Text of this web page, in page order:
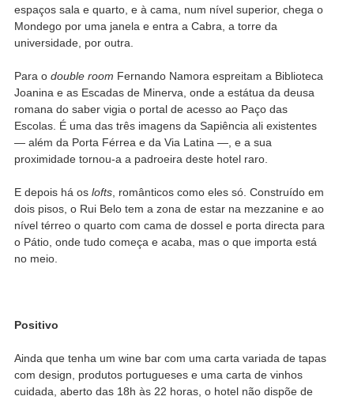
espaços sala e quarto, e à cama, num nível superior, chega o
Mondego por uma janela e entra a Cabra, a torre da
universidade, por outra.
Para o double room Fernando Namora espreitam a Biblioteca
Joanina e as Escadas de Minerva, onde a estátua da deusa
romana do saber vigia o portal de acesso ao Paço das
Escolas. É uma das três imagens da Sapiência ali existentes
— além da Porta Férrea e da Via Latina —, e a sua
proximidade tornou-a a padroeira deste hotel raro.
E depois há os lofts, românticos como eles só. Construído em
dois pisos, o Rui Belo tem a zona de estar na mezzanine e ao
nível térreo o quarto com cama de dossel e porta directa para
o Pátio, onde tudo começa e acaba, mas o que importa está
no meio.
Positivo
Ainda que tenha um wine bar com uma carta variada de tapas
com design, produtos portugueses e uma carta de vinhos
cuidada, aberto das 18h às 22 horas, o hotel não dispõe de